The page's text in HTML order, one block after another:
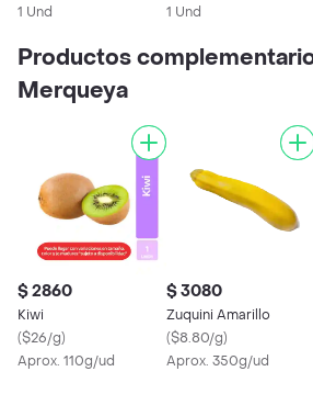
1 Und
1 Und
Productos
Merqueya
$ 2860
Kiwi
($26/g)
Aprox. 110g/ud
$ 3080
Zuquini Amarillo
($8.80/g)
Aprox. 350g/ud